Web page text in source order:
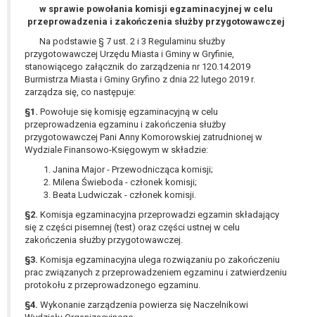
w sprawie powołania komisji egzaminacyjnej w celu
przeprowadzenia i zakończenia służby przygotowawczej
Na podstawie § 7 ust. 2 i 3 Regulaminu służby
przygotowawczej Urzędu Miasta i Gminy w Gryfinie,
stanowiącego załącznik do zarządzenia nr 120.14.2019
Burmistrza Miasta i Gminy Gryfino z dnia 22 lutego 2019 r.
zarządza się, co następuje:
§1. Powołuje się komisję egzaminacyjną w celu
przeprowadzenia egzaminu i zakończenia służby
przygotowawczej Pani Anny Komorowskiej zatrudnionej w
Wydziale Finansowo-Księgowym w składzie:
Janina Major - Przewodnicząca komisji;
Milena Świeboda - członek komisji;
Beata Ludwiczak - członek komisji.
§2. Komisja egzaminacyjna przeprowadzi egzamin składający
się z części pisemnej (test) oraz części ustnej w celu
zakończenia służby przygotowawczej.
§3. Komisja egzaminacyjna ulega rozwiązaniu po zakończeniu
prac związanych z przeprowadzeniem egzaminu i zatwierdzeniu
protokołu z przeprowadzonego egzaminu.
§4. Wykonanie zarządzenia powierza się Naczelnikowi
sprawowania władzy publicznej
powierzonej administratorowi bądź
niezbędność przetwarzania do celów
wynikających z prawnie
uzasadnionych interesów
realizowanych przez administratora
lub przez stronę trzecią.
Z przyczyn związanych z Pani/Pana
szczególną sytuacją. W razie wniesienia
sprzeciwu, administrator nie może już
że wykaże on istnienie ważnych prawnie
uzasadnionych podstaw do przetwarzania,
wolności osoby, której dane dotyczą, lub
podstaw do ustalenia, dochodzenia lub
obrony roszczeń.
W przypadku gdy przetwarzanie danych
osobowych odbywa się na podstawie zgody osoby